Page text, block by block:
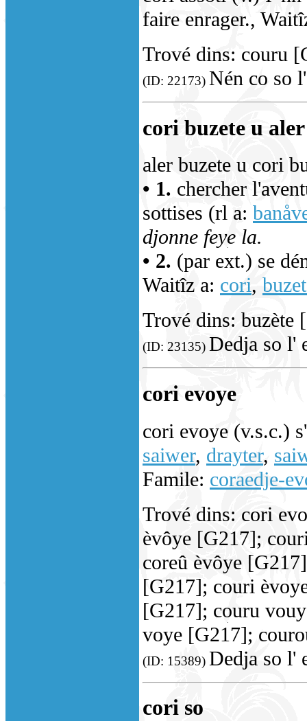
faire enrager.,
Trové dins: couru
(ID: 22173) Nén co so
cori buzete u
aler buzete u cori
• 1. chercher
sottises (rl a:
djonne feye la.
• 2. (par ext.) se
Waitîz a: cori,
Trové dins: buzète
(ID: 23135) Dedja so l'
cori evoye
cori evoye (v.s.c.)
saiwer, drayter,
Famile: coraedje-
Trové dins: cori
èvôye [G217];
coreû èvôye
[G217]; couri
[G217]; couru
voye [G217];
(ID: 15389) Dedja so l'
cori so